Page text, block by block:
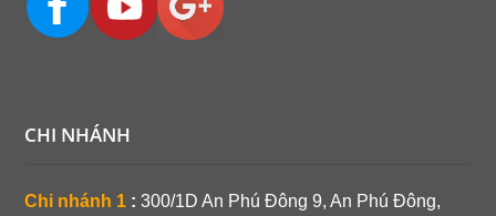
CHI NHÁNH
Chi nhánh 1 : 300/1D An Phú Đông 9, An Phú Đông,